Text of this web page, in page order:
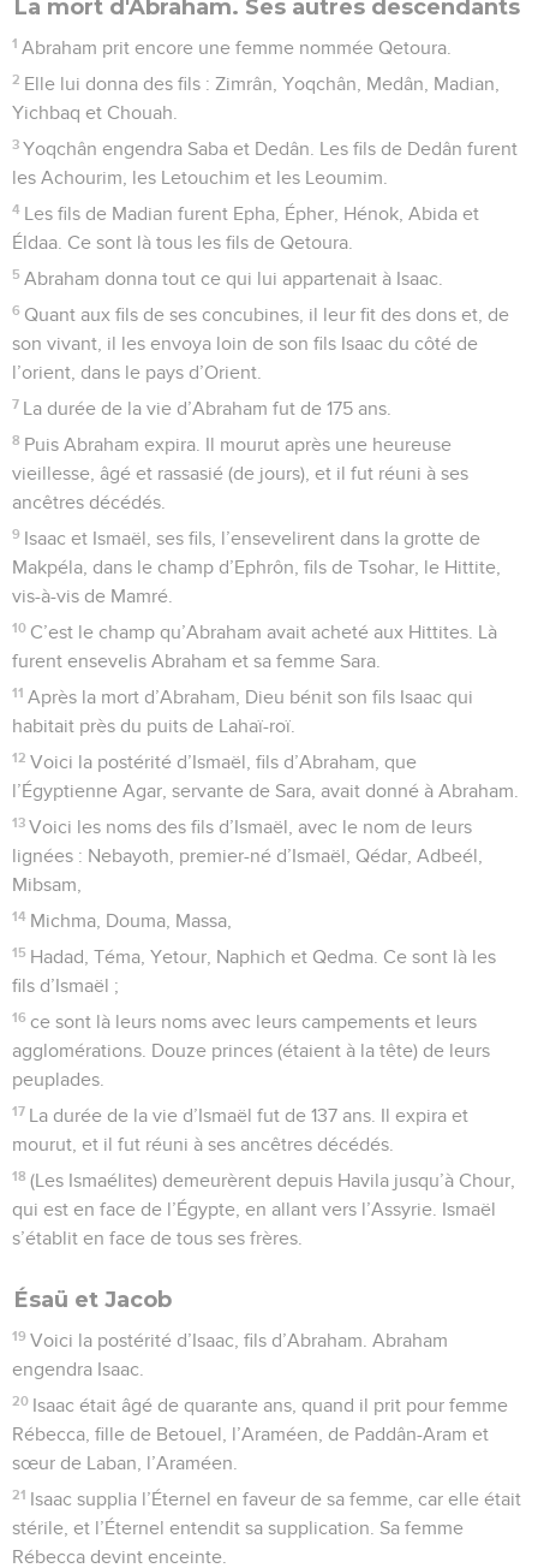
La mort d'Abraham. Ses autres descendants
1 Abraham prit encore une femme nommée Qetoura.
2 Elle lui donna des fils : Zimrân, Yoqchân, Medân, Madian,
Yichbaq et Chouah.
3 Yoqchân engendra Saba et Dedân. Les fils de Dedân furent
les Achourim, les Letouchim et les Leoumim.
4 Les fils de Madian furent Epha, Épher, Hénok, Abida et
Éldaa. Ce sont là tous les fils de Qetoura.
5 Abraham donna tout ce qui lui appartenait à Isaac.
6 Quant aux fils de ses concubines, il leur fit des dons et, de
son vivant, il les envoya loin de son fils Isaac du côté de
l’orient, dans le pays d’Orient.
7 La durée de la vie d’Abraham fut de 175 ans.
8 Puis Abraham expira. Il mourut après une heureuse
vieillesse, âgé et rassasié (de jours), et il fut réuni à ses
ancêtres décédés.
9 Isaac et Ismaël, ses fils, l’ensevelirent dans la grotte de
Makpéla, dans le champ d’Ephrôn, fils de Tsohar, le Hittite,
vis-à-vis de Mamré.
10 C’est le champ qu’Abraham avait acheté aux Hittites. Là
furent ensevelis Abraham et sa femme Sara.
11 Après la mort d’Abraham, Dieu bénit son fils Isaac qui
habitait près du puits de Lahaï-roï.
12 Voici la postérité d’Ismaël, fils d’Abraham, que
l’Égyptienne Agar, servante de Sara, avait donné à Abraham.
13 Voici les noms des fils d’Ismaël, avec le nom de leurs
lignées : Nebayoth, premier-né d’Ismaël, Qédar, Adbeél,
Mibsam,
14 Michma, Douma, Massa,
15 Hadad, Téma, Yetour, Naphich et Qedma. Ce sont là les
fils d’Ismaël ;
16 ce sont là leurs noms avec leurs campements et leurs
agglomérations. Douze princes (étaient à la tête) de leurs
peuplades.
17 La durée de la vie d’Ismaël fut de 137 ans. Il expira et
mourut, et il fut réuni à ses ancêtres décédés.
18 (Les Ismaélites) demeurèrent depuis Havila jusqu’à Chour,
qui est en face de l’Égypte, en allant vers l’Assyrie. Ismaël
s’établit en face de tous ses frères.
Ésaü et Jacob
19 Voici la postérité d’Isaac, fils d’Abraham. Abraham
engendra Isaac.
20 Isaac était âgé de quarante ans, quand il prit pour femme
Rébecca, fille de Betouel, l’Araméen, de Paddân-Aram et
sœur de Laban, l’Araméen.
21 Isaac supplia l’Éternel en faveur de sa femme, car elle était
stérile, et l’Éternel entendit sa supplication. Sa femme
Rébecca devint enceinte.